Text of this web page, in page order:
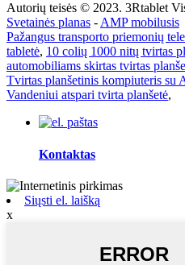
Autorių teisės © 2023. 3Rtablet
Svetainės planas - AMP mobilusis
Pažangus transporto priemonių
tabletė, 10 colių 1000 nitų tvirtas
automobiliams skirtas tvirtas
Tvirtas planšetinis kompiuteris su
Vandeniui atspari tvirta planšetė,
Kontaktas
Siųsti el. laišką
x